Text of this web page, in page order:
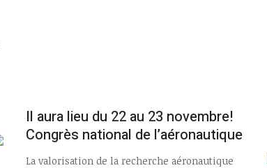
Il aura lieu du 22 au 23 novembre!
Congrès national de l’aéronautique
La valorisation de la recherche aéronautique